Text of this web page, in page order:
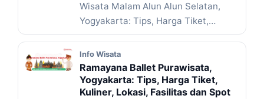
Wisata Malam Alun Alun Selatan,
Yogyakarta: Tips, Harga Tiket,
Kuliner, Lokasi, Fasilitas dan Spot – ...
Baca Selengkapnya
Info Wisata
Ramayana Ballet Purawisata,
Yogyakarta: Tips, Harga Tiket,
Kuliner, Lokasi, Fasilitas dan Spot